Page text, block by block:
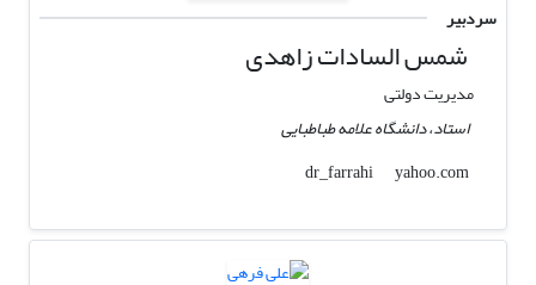
سردبیر
شمس السادات زاهدی
مدیریت دولتی
استاد، دانشگاه علامه طباطبایی
dr_farrahi
yahoo.com